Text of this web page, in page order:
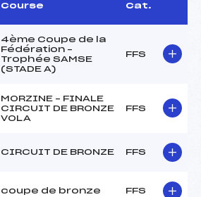
Course Cat.
4ème Coupe de la
Fédération –
Trophée SAMSE
(STADE A)
FFS
MORZINE – FINALE
CIRCUIT DE BRONZE
VOLA
FFS
CIRCUIT DE BRONZE FFS
coupe de bronze FFS